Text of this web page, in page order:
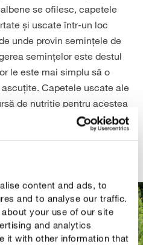
content and ads, to
and to analyse our traffic.
your use of our site
and analytics
it with other information that
se ofilesc, capetele
și uscate într-un loc
unde provin semințele de
semințelor este destul
le este mai simplu să o
Capetele uscate ale
de nutriție pentru acestea
este să le puneți într-o
și urmăriți cum se